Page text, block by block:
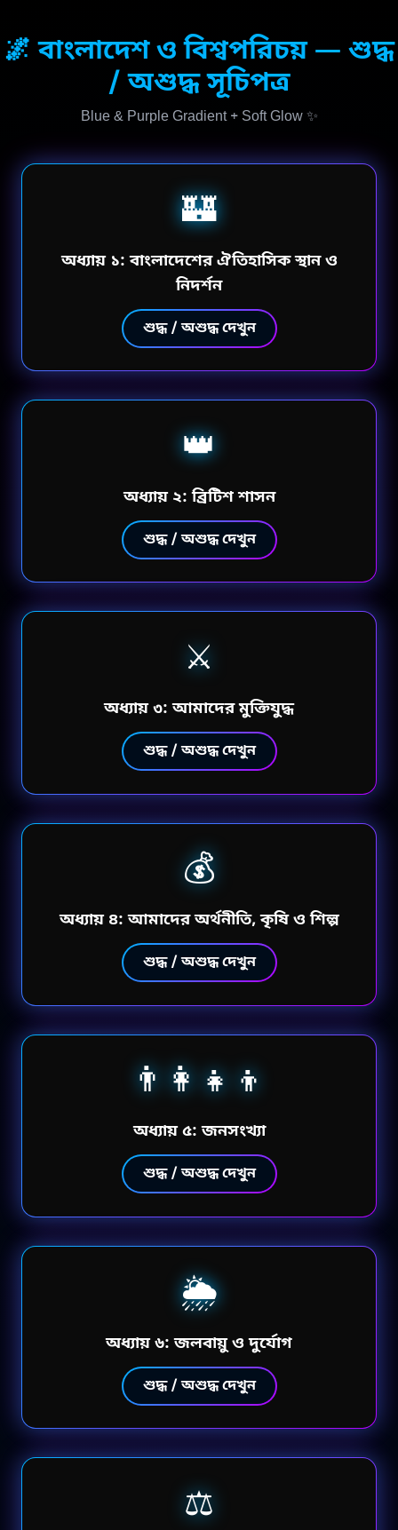
🌌 বাংলাদেশ ও বিশ্বপরিচয় — শুদ্ধ
/ অশুদ্ধ সূচিপত্র
Blue & Purple Gradient + Soft Glow ✨
🏰
অধ্যায় ১: বাংলাদেশের ঐতিহাসিক স্থান ও
নিদর্শন
শুদ্ধ / অশুদ্ধ দেখুন
👑
অধ্যায় ২: ব্রিটিশ শাসন
শুদ্ধ / অশুদ্ধ দেখুন
⚔️
অধ্যায় ৩: আমাদের মুক্তিযুদ্ধ
শুদ্ধ / অশুদ্ধ দেখুন
💰
অধ্যায় ৪: আমাদের অর্থনীতি, কৃষি ও শিল্প
শুদ্ধ / অশুদ্ধ দেখুন
👨‍👩‍👧‍👦
অধ্যায় ৫: জনসংখ্যা
শুদ্ধ / অশুদ্ধ দেখুন
🌦️
অধ্যায় ৬: জলবায়ু ও দুর্যোগ
শুদ্ধ / অশুদ্ধ দেখুন
⚖️